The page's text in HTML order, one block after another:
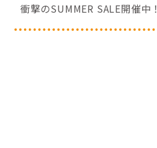
衝撃のSUMMER SALE開催中！